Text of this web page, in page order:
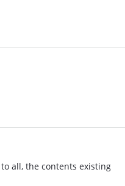
to all, the contents existing